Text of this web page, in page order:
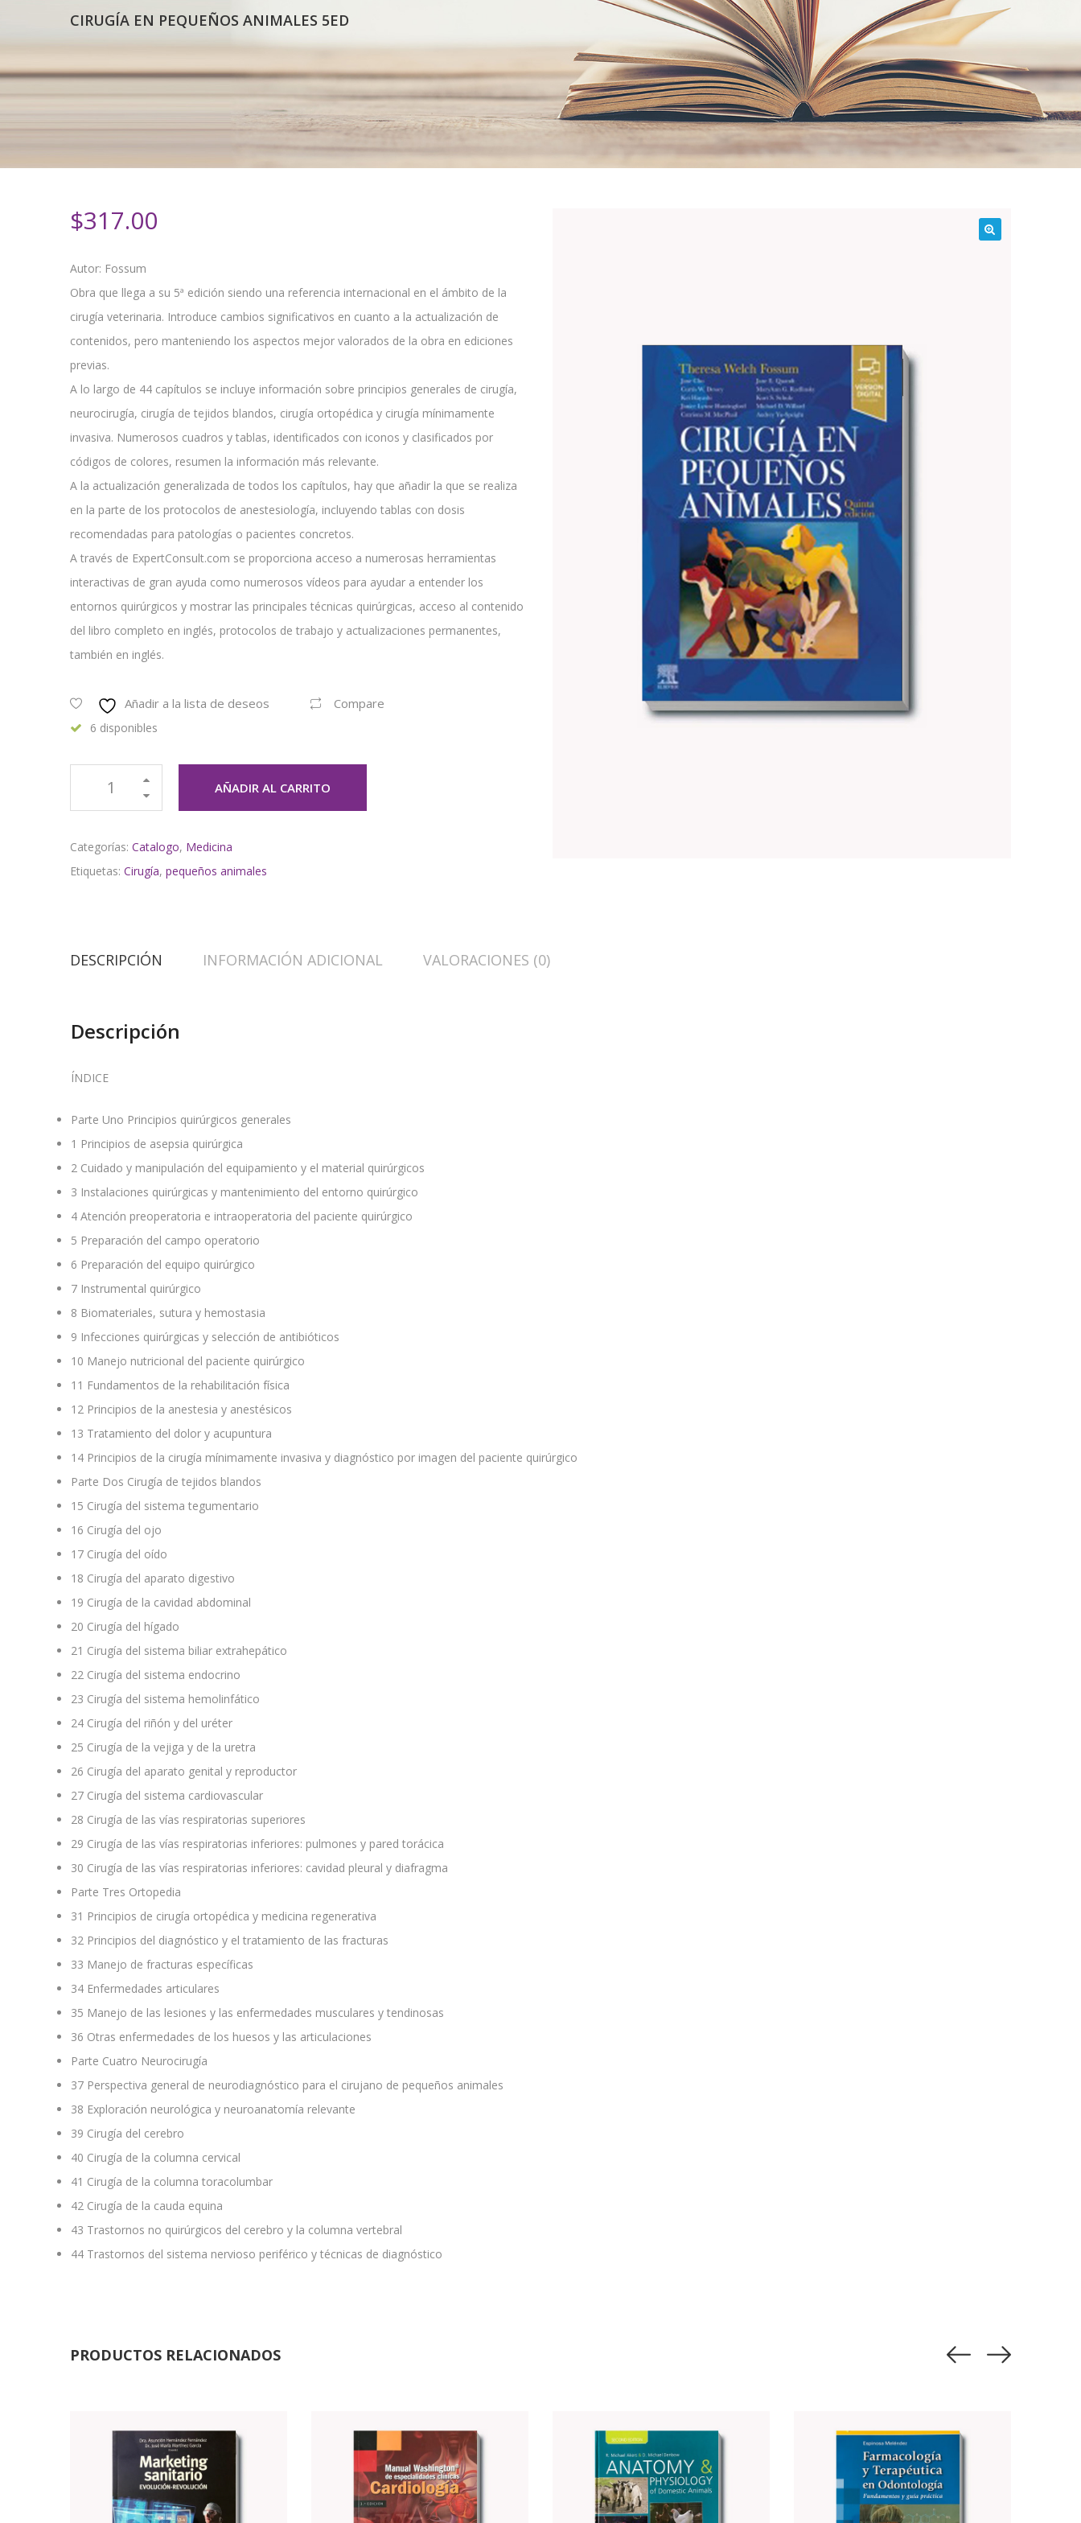
CIRUGÍA EN PEQUEÑOS ANIMALES 5ED
$317.00
Autor: Fossum
Obra que llega a su 5ª edición siendo una referencia internacional en el ámbito de la
cirugía veterinaria. Introduce cambios significativos en cuanto a la actualización de
contenidos, pero manteniendo los aspectos mejor valorados de la obra en ediciones
previas.
A lo largo de 44 capítulos se incluye información sobre principios generales de cirugía,
neurocirugía, cirugía de tejidos blandos, cirugía ortopédica y cirugía mínimamente
invasiva. Numerosos cuadros y tablas, identificados con iconos y clasificados por
códigos de colores, resumen la información más relevante.
A la actualización generalizada de todos los capítulos, hay que añadir la que se realiza
en la parte de los protocolos de anestesiología, incluyendo tablas con dosis
recomendadas para patologías o pacientes concretos.
A través de ExpertConsult.com se proporciona acceso a numerosas herramientas
interactivas de gran ayuda como numerosos vídeos para ayudar a entender los
entornos quirúrgicos y mostrar las principales técnicas quirúrgicas, acceso al contenido
del libro completo en inglés, protocolos de trabajo y actualizaciones permanentes,
también en inglés.
Añadir a la lista de deseos Compare
6 disponibles
AÑADIR AL CARRITO
Categorías: Catalogo, Medicina
Etiquetas: Cirugía, pequeños animales
DESCRIPCIÓN INFORMACIÓN ADICIONAL VALORACIONES (0)
Descripción
ÍNDICE
Parte Uno Principios quirúrgicos generales
1 Principios de asepsia quirúrgica
2 Cuidado y manipulación del equipamiento y el material quirúrgicos
3 Instalaciones quirúrgicas y mantenimiento del entorno quirúrgico
4 Atención preoperatoria e intraoperatoria del paciente quirúrgico
5 Preparación del campo operatorio
6 Preparación del equipo quirúrgico
7 Instrumental quirúrgico
8 Biomateriales, sutura y hemostasia
9 Infecciones quirúrgicas y selección de antibióticos
10 Manejo nutricional del paciente quirúrgico
11 Fundamentos de la rehabilitación física
12 Principios de la anestesia y anestésicos
13 Tratamiento del dolor y acupuntura
14 Principios de la cirugía mínimamente invasiva y diagnóstico por imagen del paciente quirúrgico
Parte Dos Cirugía de tejidos blandos
15 Cirugía del sistema tegumentario
16 Cirugía del ojo
17 Cirugía del oído
18 Cirugía del aparato digestivo
19 Cirugía de la cavidad abdominal
20 Cirugía del hígado
21 Cirugía del sistema biliar extrahepático
22 Cirugía del sistema endocrino
23 Cirugía del sistema hemolinfático
24 Cirugía del riñón y del uréter
25 Cirugía de la vejiga y de la uretra
26 Cirugía del aparato genital y reproductor
27 Cirugía del sistema cardiovascular
28 Cirugía de las vías respiratorias superiores
29 Cirugía de las vías respiratorias inferiores: pulmones y pared torácica
30 Cirugía de las vías respiratorias inferiores: cavidad pleural y diafragma
Parte Tres Ortopedia
31 Principios de cirugía ortopédica y medicina regenerativa
32 Principios del diagnóstico y el tratamiento de las fracturas
33 Manejo de fracturas específicas
34 Enfermedades articulares
35 Manejo de las lesiones y las enfermedades musculares y tendinosas
36 Otras enfermedades de los huesos y las articulaciones
Parte Cuatro Neurocirugía
37 Perspectiva general de neurodiagnóstico para el cirujano de pequeños animales
38 Exploración neurológica y neuroanatomía relevante
39 Cirugía del cerebro
40 Cirugía de la columna cervical
41 Cirugía de la columna toracolumbar
42 Cirugía de la cauda equina
43 Trastornos no quirúrgicos del cerebro y la columna vertebral
44 Trastornos del sistema nervioso periférico y técnicas de diagnóstico
PRODUCTOS RELACIONADOS